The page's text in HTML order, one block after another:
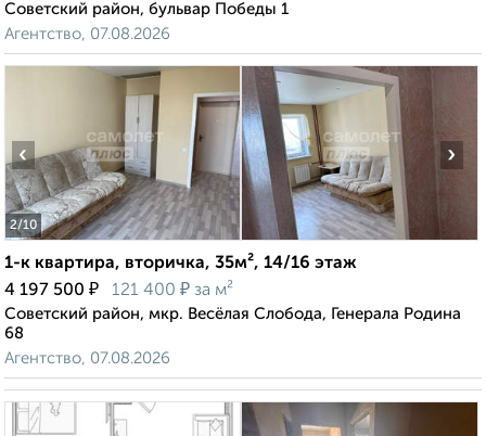
Советский район, бульвар Победы 1
Агентство, 07.08.2026
2/10
‹ ›
1-к квартира, вторичка, 35м², 14/16 этаж
4 197 500 ₽ 121 400 ₽ за м²
Советский район, мкр. Весёлая Слобода, Генерала Родина
68
Агентство, 07.08.2026